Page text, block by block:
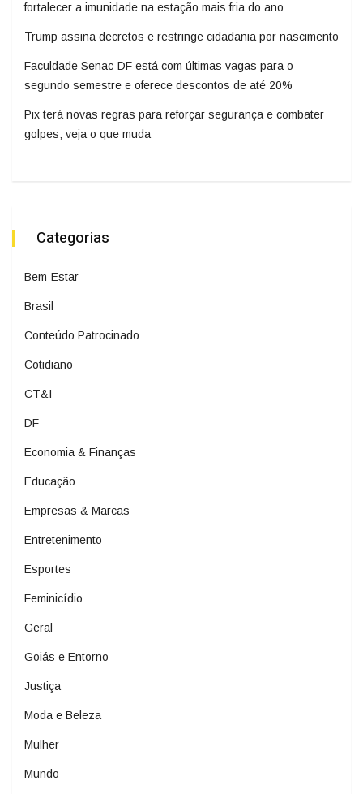
fortalecer a imunidade na estação mais fria do ano
Trump assina decretos e restringe cidadania por nascimento
Faculdade Senac-DF está com últimas vagas para o
segundo semestre e oferece descontos de até 20%
Pix terá novas regras para reforçar segurança e combater
golpes; veja o que muda
Categorias
Bem-Estar
Brasil
Conteúdo Patrocinado
Cotidiano
CT&I
DF
Economia & Finanças
Educação
Empresas & Marcas
Entretenimento
Esportes
Feminicídio
Geral
Goiás e Entorno
Justiça
Moda e Beleza
Mulher
Mundo